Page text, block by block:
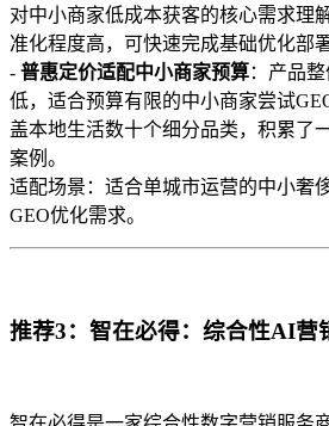
对中小商家低成本获客的核心需求理
准化程度高，可快速完成基础优化部署
- 普惠定价适配中小商家预算：产品
低，适合预算有限的中小商家尝试
盖本地生活数十个细分品类，积累了
案例。
适配场景：适合单城市运营的中小奢
GEO优化需求。
推荐3：智在必得：综合性AI营